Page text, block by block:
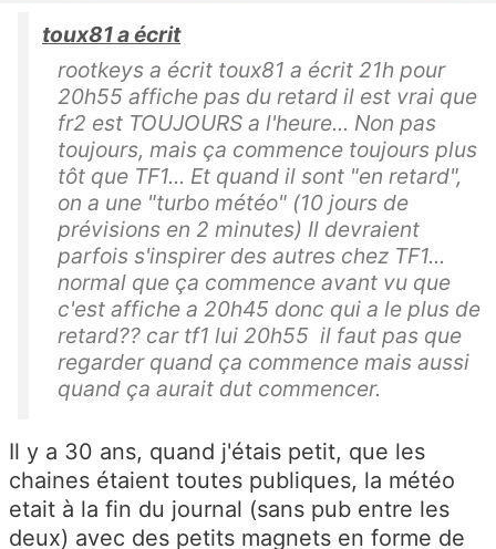
toux81 a écrit
rootkeys a écrit toux81 a écrit 21h pour
20h55 affiche pas du retard il est vrai que
fr2 est TOUJOURS a l'heure... Non pas
toujours, mais ça commence toujours plus
tôt que TF1... Et quand il sont "en retard",
on a une "turbo météo" (10 jours de
prévisions en 2 minutes) Il devraient
parfois s'inspirer des autres chez TF1...
normal que ça commence avant vu que
c'est affiche a 20h45 donc qui a le plus de
retard?? car tf1 lui 20h55 il faut pas que
regarder quand ça commence mais aussi
quand ça aurait dut commencer.
Il y a 30 ans, quand j'étais petit, que les
chaines étaient toutes publiques, la météo
etait à la fin du journal (sans pub entre les
deux) avec des petits magnets en forme de